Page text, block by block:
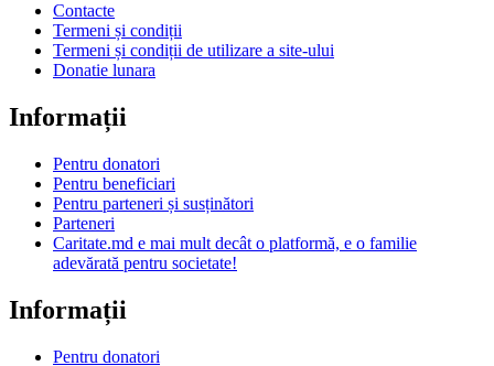
Contacte
Termeni și condiții
Termeni și condiții de utilizare a site-ului
Donatie lunara
Informații
Pentru donatori
Pentru beneficiari
Pentru parteneri și susținători
Parteneri
Caritate.md e mai mult decât o platformă, e o familie
adevărată pentru societate!
Informații
Pentru donatori